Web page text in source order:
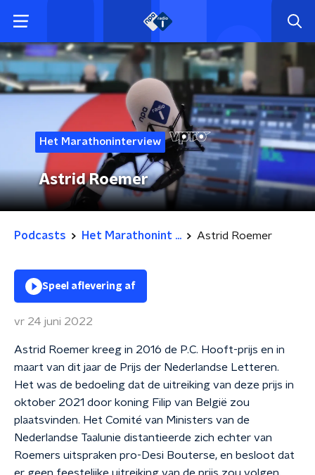
Het Marathoninterview
Astrid Roemer
Podcasts Het Marathonint ... Astrid Roemer
Speel aflevering af
vr 24 juni 2022
Astrid Roemer kreeg in 2016 de P.C. Hooft-prijs en in
maart van dit jaar de Prijs der Nederlandse Letteren.
Het was de bedoeling dat de uitreiking van deze prijs in
oktober 2021 door koning Filip van België zou
plaatsvinden. Het Comité van Ministers van de
Nederlandse Taalunie distantieerde zich echter van
Roemers uitspraken pro-Desi Bouterse, en besloot dat